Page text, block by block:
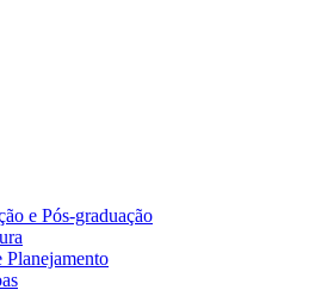
e Pós-graduação
Planejamento